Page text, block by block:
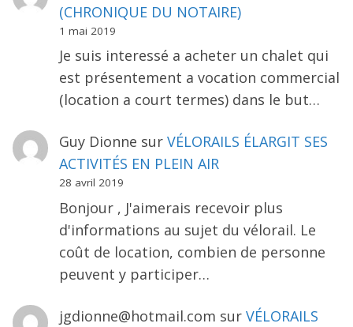
(CHRONIQUE DU NOTAIRE)
1 mai 2019
Je suis interessé a acheter un chalet qui
est présentement a vocation commercial
(location a court termes) dans le but…
Guy Dionne sur VÉLORAILS ÉLARGIT SES
ACTIVITÉS EN PLEIN AIR
28 avril 2019
Bonjour , J'aimerais recevoir plus
d'informations au sujet du vélorail. Le
coût de location, combien de personne
peuvent y participer…
jgdionne@hotmail.com sur VÉLORAILS